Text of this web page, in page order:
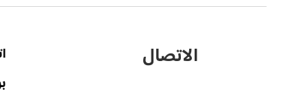
الاتصال